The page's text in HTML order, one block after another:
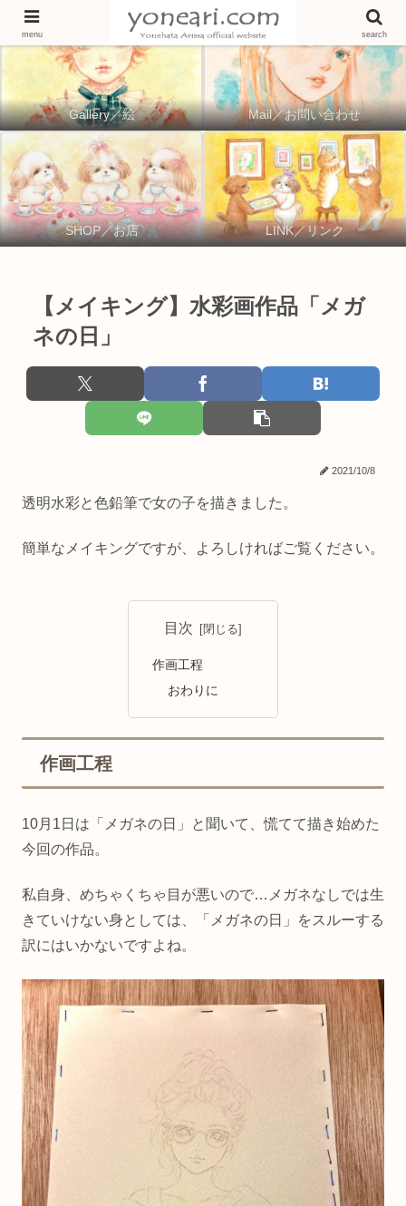
Gallery／絵 Mail／お問い合わせ
SHOP／お店 LINK／リンク
【メイキング】水彩画作品「メガ
ネの日」
2021/10/8
透明水彩と色鉛筆で女の子を描きました。
簡単なメイキングですが、よろしければご覧ください。
目次
作画工程
おわりに
作画工程
10月1日は「メガネの日」と聞いて、慌てて描き始めた
今回の作品。
私自身、めちゃくちゃ目が悪いので…メガネなしでは生
きていけない身としては、「メガネの日」をスルーする
訳にはいかないですよね。
menu search